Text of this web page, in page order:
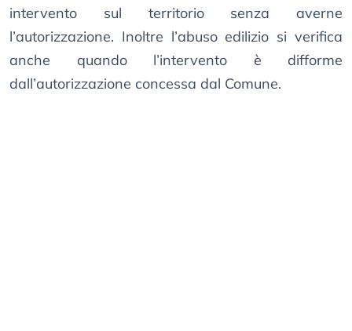
intervento sul territorio senza averne
l’autorizzazione. Inoltre l’abuso edilizio si verifica
anche quando l’intervento è difforme
dall’autorizzazione concessa dal Comune.